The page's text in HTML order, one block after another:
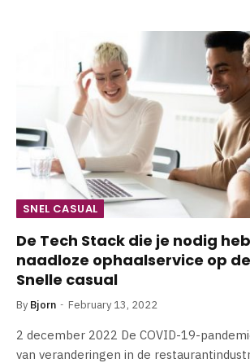
SNEL CASUAL
De Tech Stack die je nodig
naadloze ophaalservice op
Snelle casual
By Bjorn February 13, 2022
2 december 2022 De COVID-19-
van veranderingen in de